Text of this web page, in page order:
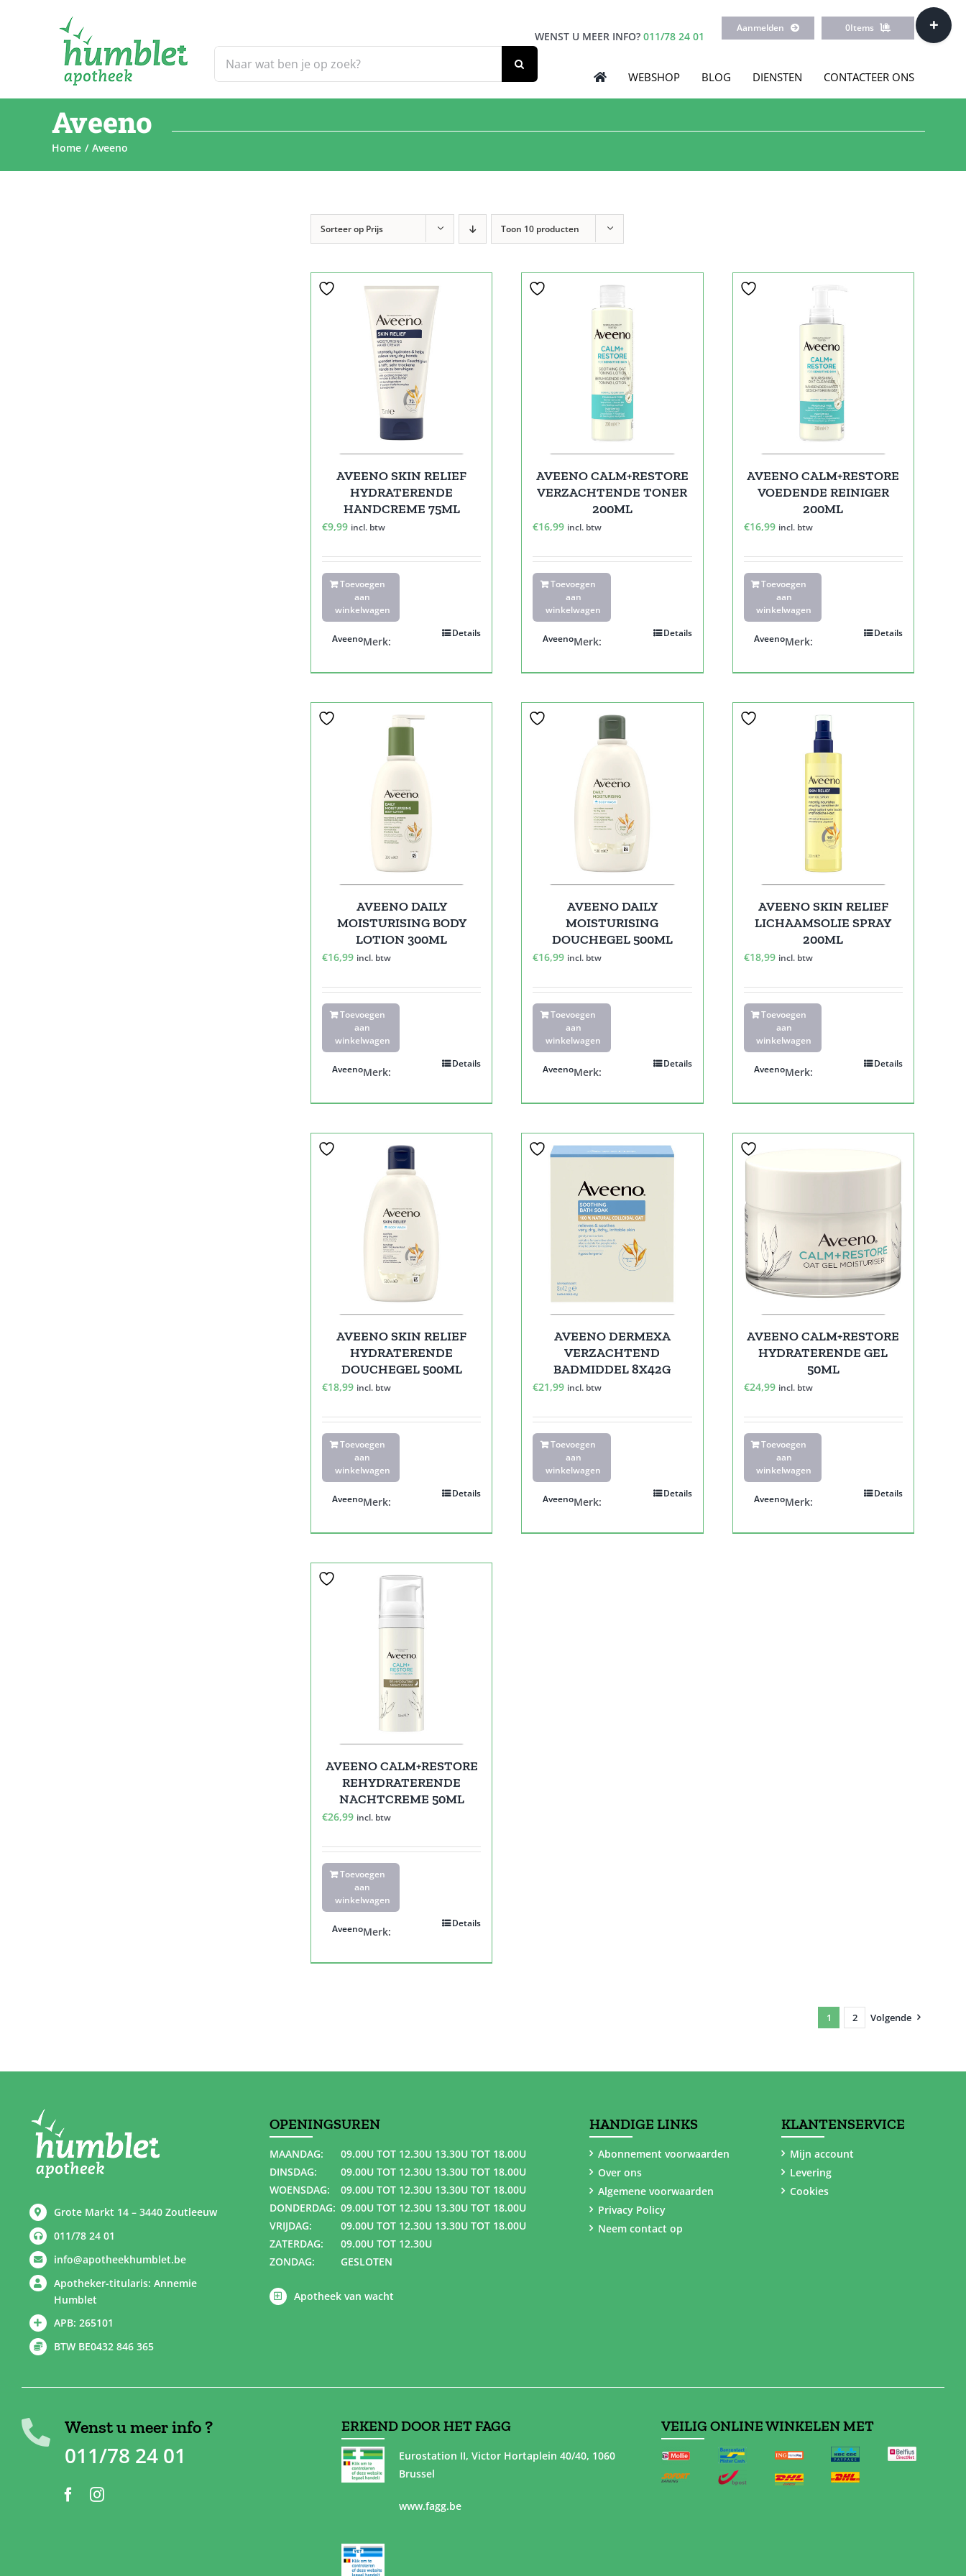
naar:
WENST U MEER INFO? 011/78 24 01
Aanmelden 0Items
WEBSHOP BLOG DIENSTEN CONTACTEER ONS
Aveeno
Home Aveeno
Sorteer op Prijs Toon 10 producten
AVEENO SKIN RELIEF
HYDRATERENDE
HANDCREME 75ML
€9,99 incl. btw
Toevoegen
aan
winkelwagen
Details
Merk:
Aveeno
AVEENO CALM+RESTORE
VERZACHTENDE TONER
200ML
€16,99 incl. btw
Toevoegen
aan
winkelwagen
Details
Merk:
Aveeno
AVEENO CALM+RESTORE
VOEDENDE REINIGER
200ML
€16,99 incl. btw
Toevoegen
aan
winkelwagen
Details
Merk:
Aveeno
AVEENO DAILY
MOISTURISING BODY
LOTION 300ML
€16,99 incl. btw
Toevoegen
aan
winkelwagen
Details
Merk:
Aveeno
AVEENO DAILY
MOISTURISING
DOUCHEGEL 500ML
€16,99 incl. btw
Toevoegen
aan
winkelwagen
Details
Merk:
Aveeno
AVEENO SKIN RELIEF
LICHAAMSOLIE SPRAY
200ML
€18,99 incl. btw
Toevoegen
aan
winkelwagen
Details
Merk:
Aveeno
AVEENO SKIN RELIEF
HYDRATERENDE
DOUCHEGEL 500ML
€18,99 incl. btw
Toevoegen
aan
winkelwagen
Details
Merk:
Aveeno
AVEENO DERMEXA
VERZACHTEND
BADMIDDEL 8X42G
€21,99 incl. btw
Toevoegen
aan
winkelwagen
Details
Merk:
Aveeno
AVEENO CALM+RESTORE
HYDRATERENDE GEL
50ML
€24,99 incl. btw
Toevoegen
aan
winkelwagen
Details
Merk:
Aveeno
AVEENO CALM+RESTORE
REHYDRATERENDE
NACHTCREME 50ML
€26,99 incl. btw
Toevoegen
aan
winkelwagen
Details
Merk:
Aveeno
1 2 Volgende
Grote Markt 14 – 3440 Zoutleeuw
011/78 24 01
info@apotheekhumblet.be
Apotheker-titularis: Annemie
Humblet
APB: 265101
BTW BE0432 846 365
OPENINGSUREN
MAANDAG:
09.00U TOT 12.30U 13.30U TOT 18.00U
DINSDAG:
09.00U TOT 12.30U 13.30U TOT 18.00U
WOENSDAG:
09.00U TOT 12.30U 13.30U TOT 18.00U
DONDERDAG: 09.00U TOT 12.30U 13.30U TOT 18.00U
VRIJDAG:
09.00U TOT 12.30U 13.30U TOT 18.00U
ZATERDAG:
09.00U TOT 12.30U
ZONDAG:
GESLOTEN
Apotheek van wacht
HANDIGE LINKS
Abonnement voorwaarden
Over ons
Algemene voorwaarden
Privacy Policy
Neem contact op
KLANTENSERVICE
Mijn account
Levering
Cookies
Wenst u meer info ?
011/78 24 01
ERKEND DOOR HET FAGG
Eurostation II, Victor Hortaplein 40/40, 1060
Brussel
www.fagg.be
VEILIG ONLINE WINKELEN MET
Toggle
Sliding